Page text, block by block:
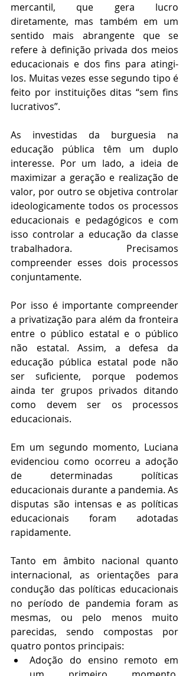
mercantil, que gera lucro
diretamente, mas também em um
sentido mais abrangente que se
refere à definição privada dos meios
educacionais e dos fins para atingi-
los. Muitas vezes esse segundo tipo é
feito por instituições ditas “sem fins
lucrativos”.
As investidas da burguesia na
educação pública têm um duplo
interesse. Por um lado, a ideia de
maximizar a geração e realização de
valor, por outro se objetiva controlar
ideologicamente todos os processos
educacionais e pedagógicos e com
isso controlar a educação da classe
trabalhadora. Precisamos
compreender esses dois processos
conjuntamente.
Por isso é importante compreender
a privatização para além da fronteira
entre o público estatal e o público
não estatal. Assim, a defesa da
educação pública estatal pode não
ser suficiente, porque podemos
ainda ter grupos privados ditando
como devem ser os processos
educacionais.
Em um segundo momento, Luciana
evidenciou como ocorreu a adoção
de determinadas políticas
educacionais durante a pandemia. As
disputas são intensas e as políticas
educacionais foram adotadas
rapidamente.
Tanto em âmbito nacional quanto
internacional, as orientações para
condução das políticas educacionais
no período de pandemia foram as
mesmas, ou pelo menos muito
parecidas, sendo compostas por
quatro pontos principais:
Adoção do ensino remoto em